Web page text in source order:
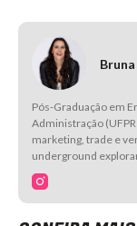
Pós-Graduação em
Administração
marketing, trade e
underground